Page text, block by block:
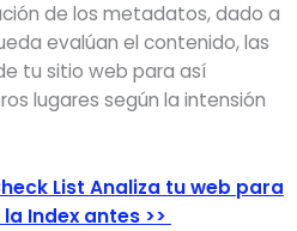
de los metadatos, dado a
evalúan el contenido, las
tu sitio web para así
lugares según la intensión
List Analiza tu web para
Index antes >>